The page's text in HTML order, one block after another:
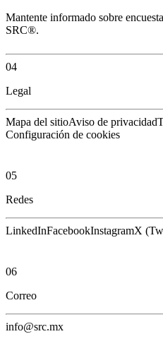
Mantente informado sobre
SRC®.
04
Legal
Mapa del sitioAviso de privacidad
Configuración de cookies
05
Redes
LinkedInFacebookInstagramX
06
Correo
info@src.mx